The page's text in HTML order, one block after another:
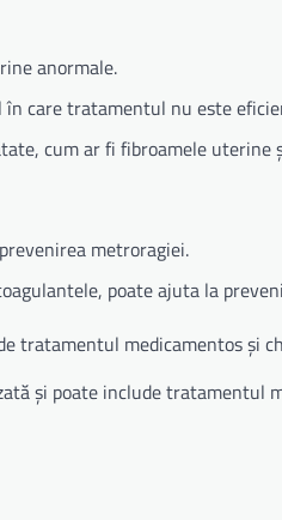
anormale.
în care tratamentul nu este
cum ar fi fibroamele uterine
metroragiei.
poate ajuta la
tratamentul medicamentos și
și poate include tratamentul